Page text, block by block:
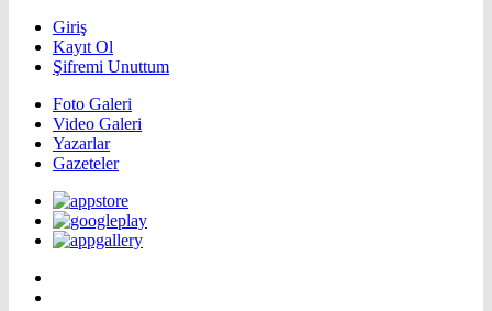
Giriş
Kayıt Ol
Şifremi Unuttum
Foto Galeri
Video Galeri
Yazarlar
Gazeteler